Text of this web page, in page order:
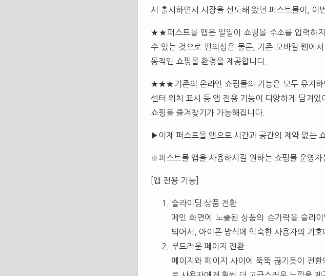
서 출시하면서 시장을 선도해 왔던 퍼스트몰이, 이
★★퍼스트몰 앱은 일일이 쇼핑몰 주소를 입력하
수 있는 것으로 편의성은 물론, 기존 모바일 웹에
동적인 쇼핑몰 환경을 제공합니다.
★★★기존의 온라인 쇼핑몰의 기능은 모두 유지하
센터 위치 표시 등 앱 전용 기능이 다양하게 담겨
쇼핑몰 즐겨찾기가 가능해집니다.
▶이제 퍼스트몰 앱으로 시간과 공간의 제약 없는
※퍼스트몰 앱을 사용하시길 원하는 쇼핑몰 운영
[앱 전용 기능]
슬라이딩 상품 전환
메인 화면에 노출된 상품의 손가락을 슬라
되어서, 아이폰 방식에 익숙한 사용자의 기호
부드러운 페이지 전환
페이지와 페이지 사이에 뚝뚝 끊기듯이 전